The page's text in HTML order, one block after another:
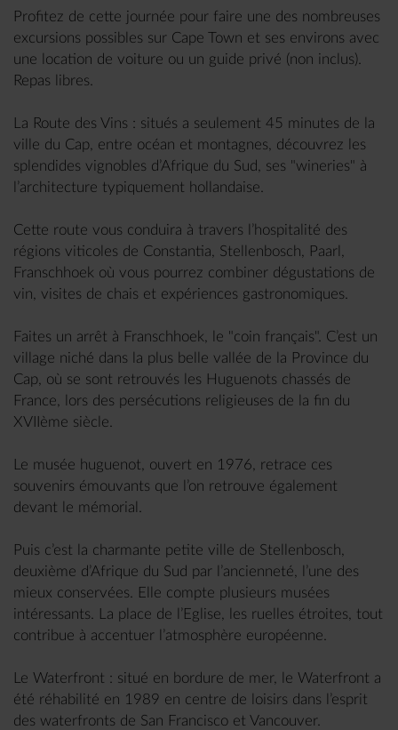
Profitez de cette journée pour faire une des nombreuses
excursions possibles sur Cape Town et ses environs avec
une location de voiture ou un guide privé (non inclus).
Repas libres.
La Route des Vins : situés a seulement 45 minutes de la
ville du Cap, entre océan et montagnes, découvrez les
splendides vignobles d’Afrique du Sud, ses "wineries" à
l’architecture typiquement hollandaise.
Cette route vous conduira à travers l’hospitalité des
régions viticoles de Constantia, Stellenbosch, Paarl,
Franschhoek où vous pourrez combiner dégustations de
vin, visites de chais et expériences gastronomiques.
Faites un arrêt à Franschhoek, le "coin français". C’est un
village niché dans la plus belle vallée de la Province du
Cap, où se sont retrouvés les Huguenots chassés de
France, lors des persécutions religieuses de la fin du
XVIIème siècle.
Le musée huguenot, ouvert en 1976, retrace ces
souvenirs émouvants que l’on retrouve également
devant le mémorial.
Puis c’est la charmante petite ville de Stellenbosch,
deuxième d’Afrique du Sud par l’ancienneté, l’une des
mieux conservées. Elle compte plusieurs musées
intéressants. La place de l’Eglise, les ruelles étroites, tout
contribue à accentuer l’atmosphère européenne.
Le Waterfront : situé en bordure de mer, le Waterfront a
été réhabilité en 1989 en centre de loisirs dans l’esprit
des waterfronts de San Francisco et Vancouver.